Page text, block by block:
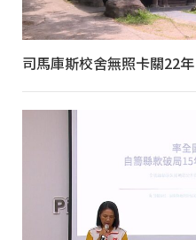
司馬庫斯校舍無照卡關22